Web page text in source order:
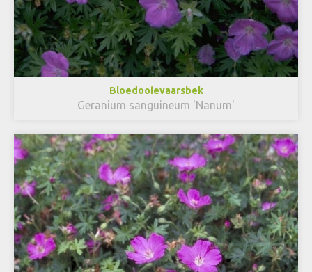
Bloedooievaarsbek
Geranium sanguineum 'Nanum'